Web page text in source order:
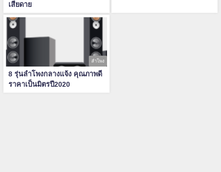
เสียดาย
ลำโพง
8 รุ่นลำโพงกลางแจ้ง คุณภาพดี
ราคาเป็นมิตรปี2020